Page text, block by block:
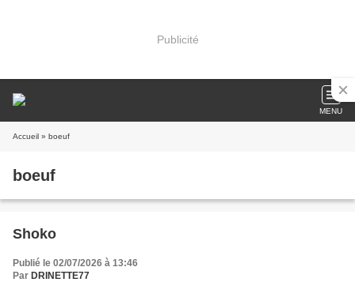
Publicité
MENU
Accueil » boeuf
boeuf
Shoko
Publié le 02/07/2026 à 13:46
Par DRINETTE77